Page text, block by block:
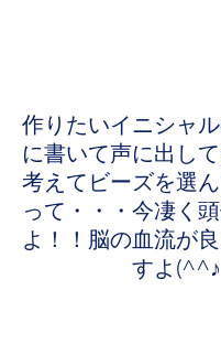
作りたいイニシャ
に書いて声に出し
考えてビーズを選
って・・・今凄く
よ！！脳の血流が
すよ(^^♪